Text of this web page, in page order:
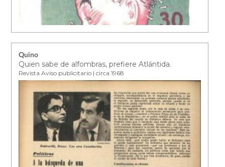
Quino
Quien sabe de alfombras, prefiere Atlántida.
Revista Aviso publicitario | circa 1968